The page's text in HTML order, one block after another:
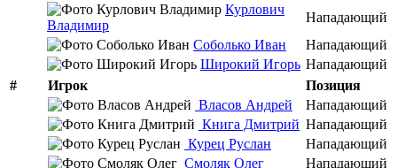
Курлович
Владимир
Нападающий
Соболько Иван
Нападающий
Широкий Игорь Нападающий
#
Игрок
Позиция
Власов Андрей
Нападающий
Книга Дмитрий Нападающий
Курец Руслан
Нападающий
Смоляк Олег
Нападающий